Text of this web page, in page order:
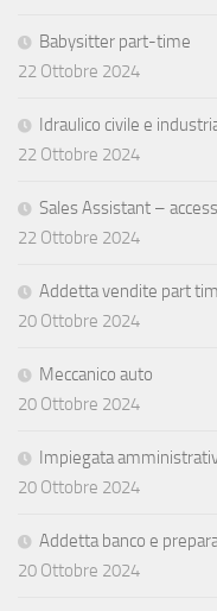
Babysitter part-time
22 Ottobre 2024
Idraulico civile e
22 Ottobre 2024
Sales Assistant –
22 Ottobre 2024
Addetta vendite part
20 Ottobre 2024
Meccanico auto
20 Ottobre 2024
Impiegata
20 Ottobre 2024
Addetta banco e
20 Ottobre 2024